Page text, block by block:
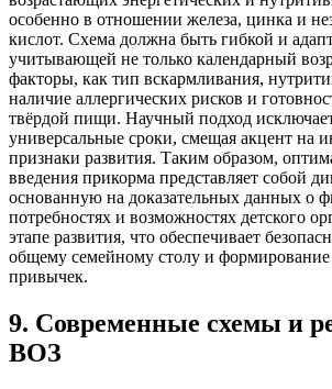
особенно в отношении железа, цинка и
кислот. Схема должна быть гибкой и
учитывающей не только календарный
факторы, как тип вскармливания,
наличие аллергических рисков и
твёрдой пищи. Научный подход
универсальные сроки, смещая акцент на
признаки развития. Таким образом,
введения прикорма представляет собой
основанную на доказательных данных о
потребностях и возможностях детского
этапе развития, что обеспечивает
общему семейному столу и
привычек.
9. Современные схемы и
ВОЗ